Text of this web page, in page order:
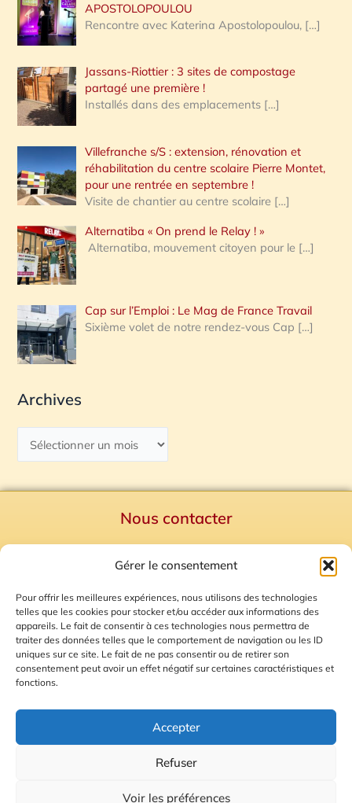
Gérer le consentement
Pour offrir les meilleures expériences, nous utilisons des technologies
telles que les cookies pour stocker et/ou accéder aux informations des
appareils. Le fait de consentir à ces technologies nous permettra de
traiter des données telles que le comportement de navigation ou les ID
uniques sur ce site. Le fait de ne pas consentir ou de retirer son
consentement peut avoir un effet négatif sur certaines caractéristiques et
fonctions.
Accepter
Refuser
Voir les préférences
APOSTOLOPOULOU
Rencontre avec Katerina Apostolopoulou, […]
Jassans-Riottier : 3 sites de compostage
partagé une première !
Installés dans des emplacements […]
Villefranche s/S : extension, rénovation et
réhabilitation du centre scolaire Pierre Montet,
pour une rentrée en septembre !
Visite de chantier au centre scolaire […]
Alternatiba « On prend le Relay ! »
Alternatiba, mouvement citoyen pour le […]
Cap sur l’Emploi : Le Mag de France Travail
Sixième volet de notre rendez-vous Cap […]
Archives
Nous contacter
Mentions Légales
Plan du site
Gestion des Cookies
© 2026 Radio Calade